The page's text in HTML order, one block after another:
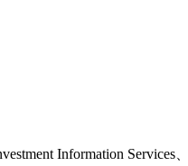
Information Services